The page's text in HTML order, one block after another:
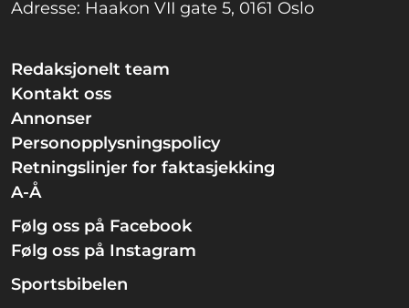
Adresse: Haakon VII gate 5, 0161 Oslo
Redaksjonelt team
Kontakt oss
Annonser
Personopplysningspolicy
Retningslinjer for faktasjekking
A-Å
Følg oss på Facebook
Følg oss på Instagram
Sportsbibelen